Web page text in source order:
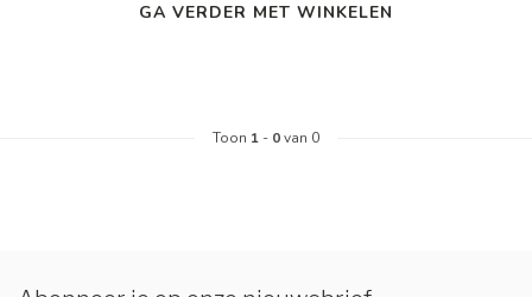
GA VERDER MET WINKELEN
Toon 1 - 0van 0